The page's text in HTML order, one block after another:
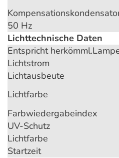
50 Hz
Lichttechnische Daten
Entspricht
Lichtstrom
Lichtausbeute
Lichtfarbe
Farbwiedergabeindex
UV-Schutz
Lichtfarbe
Startzeit